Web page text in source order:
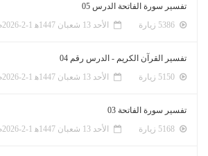
تفسير سورة الفاتحة الدرس 05
الأحد 13 شعبان 1447ﻫ 1-2-2026م
تفسير القرآن الكريم - الدرس رقم 04
الأحد 13 شعبان 1447ﻫ 1-2-2026م
تفسير سورة الفاتحة 03
الأحد 13 شعبان 1447ﻫ 1-2-2026م